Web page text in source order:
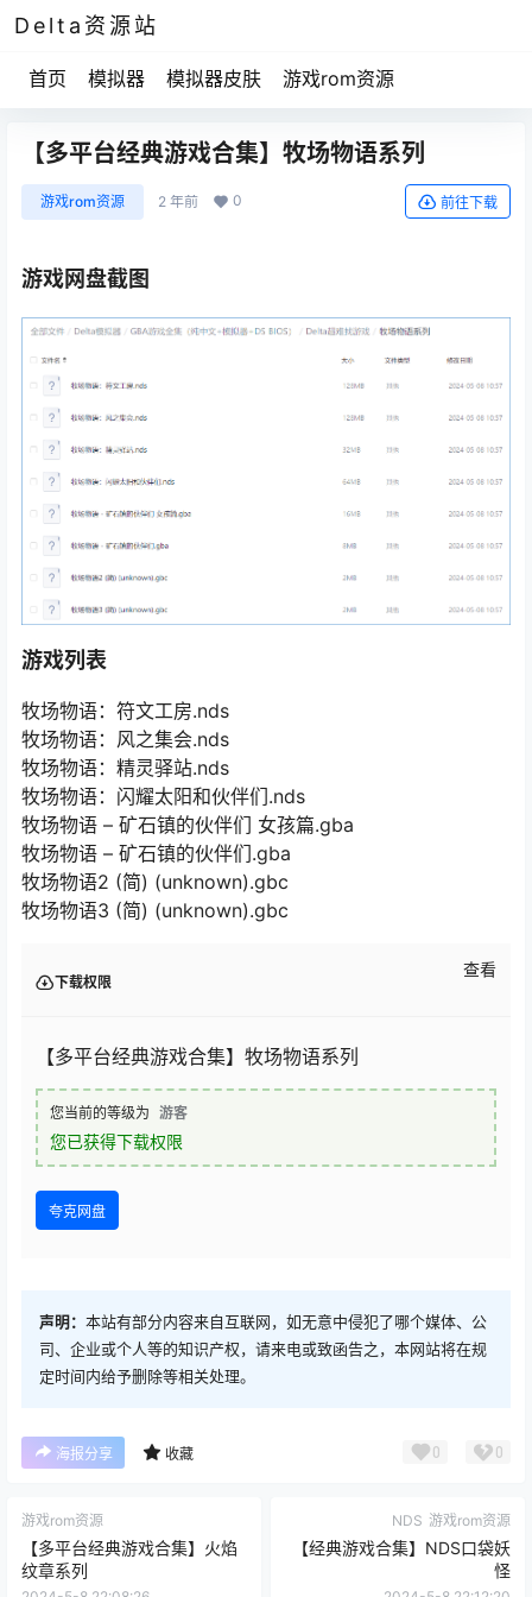
Delta资源站
首页 模拟器 模拟器皮肤 游戏rom资源
【多平台经典游戏合集】牧场物语系列
游戏rom资源 2 年前 0 前往下载
游戏网盘截图
游戏列表
牧场物语：符文工房.nds
牧场物语：风之集会.nds
牧场物语：精灵驿站.nds
牧场物语：闪耀太阳和伙伴们.nds
牧场物语 – 矿石镇的伙伴们 女孩篇.gba
牧场物语 – 矿石镇的伙伴们.gba
牧场物语2 (简) (unknown).gbc
牧场物语3 (简) (unknown).gbc
下载权限
查看
【多平台经典游戏合集】牧场物语系列
您当前的等级为 游客
您已获得下载权限
夸克网盘
声明： 本站有部分内容来自互联网，如无意中侵犯了哪个媒体、公
司、企业或个人等的知识产权，请来电或致函告之，本网站将在规
定时间内给予删除等相关处理。
海报分享 收藏 0 0
游戏rom资源
【多平台经典游戏合集】火焰
纹章系列
NDS 游戏rom资源
【经典游戏合集】NDS口袋妖
怪